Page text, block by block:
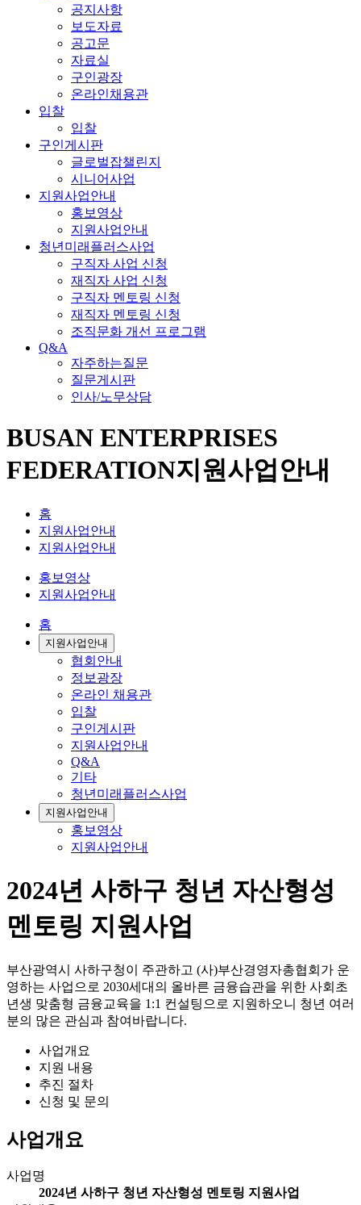
공지사항
보도자료
공고문
자료실
구인광장
온라인채용관
입찰
입찰
구인게시판
글로벌잡챌린지
시니어사업
지원사업안내
홍보영상
지원사업안내
청년미래플러스사업
구직자 사업 신청
재직자 사업 신청
구직자 멘토링 신청
재직자 멘토링 신청
조직문화 개선 프로그램
Q&A
자주하는질문
질문게시판
인사/노무상담
BUSAN ENTERPRISES
FEDERATION지원사업안내
홈
지원사업안내
지원사업안내
홍보영상
지원사업안내
홈
지원사업안내
협회안내
정보광장
온라인 채용관
입찰
구인게시판
지원사업안내
Q&A
기타
청년미래플러스사업
지원사업안내
홍보영상
지원사업안내
2024년 사하구 청년 자산형성
멘토링 지원사업
부산광역시 사하구청이 주관하고 (사)부산경영자총협회가 운
영하는 사업으로 2030세대의 올바른 금융습관을 위한 사회초
년생 맞춤형 금융교육을 1:1 컨설팅으로 지원하오니 청년 여러
분의 많은 관심과 참여바랍니다.
사업개요
지원 내용
추진 절차
신청 및 문의
사업개요
사업명
2024년 사하구 청년 자산형성 멘토링 지원사업